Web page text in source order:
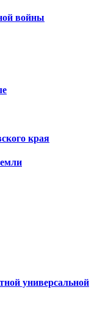
войны
края
универсальной